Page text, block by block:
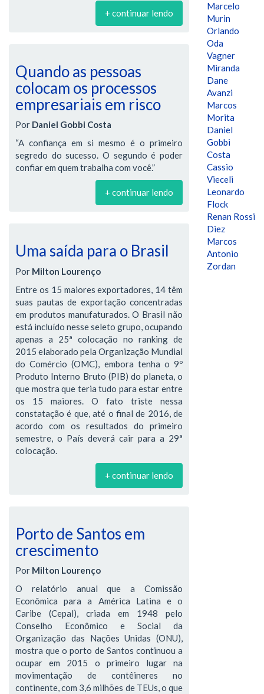
+ continuar lendo
Quando as pessoas
colocam os processos
empresariais em risco
Por Daniel Gobbi Costa
“A confiança em si mesmo é o primeiro
segredo do sucesso. O segundo é poder
confiar em quem trabalha com você.”
+ continuar lendo
Uma saída para o Brasil
Por Milton Lourenço
Entre os 15 maiores exportadores, 14 têm
suas pautas de exportação concentradas
em produtos manufaturados. O Brasil não
está incluído nesse seleto grupo, ocupando
apenas a 25ª colocação no ranking de
2015 elaborado pela Organização Mundial
do Comércio (OMC), embora tenha o 9º
Produto Interno Bruto (PIB) do planeta, o
que mostra que teria tudo para estar entre
os 15 maiores. O fato triste nessa
constatação é que, até o final de 2016, de
acordo com os resultados do primeiro
semestre, o País deverá cair para a 29ª
colocação.
+ continuar lendo
Porto de Santos em
crescimento
Por Milton Lourenço
O relatório anual que a Comissão
Econômica para a América Latina e o
Caribe (Cepal), criada em 1948 pelo
Conselho Econômico e Social da
Organização das Nações Unidas (ONU),
mostra que o porto de Santos continuou a
ocupar em 2015 o primeiro lugar na
movimentação de contêineres no
continente, com 3,6 milhões de TEUs, o que
Marcelo
Murin
Orlando
Oda
Vagner
Miranda
Dane
Avanzi
Marcos
Morita
Daniel
Gobbi
Costa
Cassio
Vieceli
Leonardo
Flock
Renan Rossi
Diez
Marcos
Antonio
Zordan